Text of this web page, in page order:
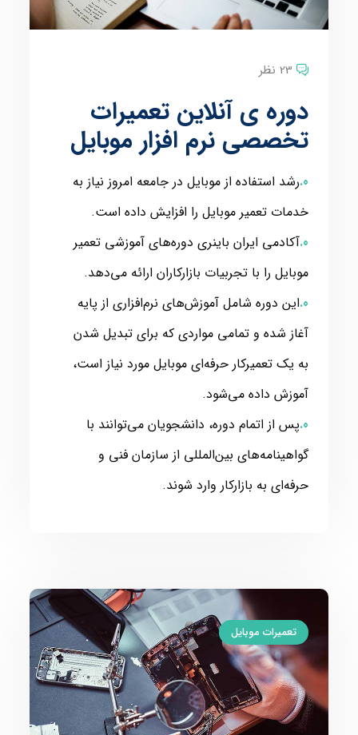
23 نظر
دوره ی آنلاین تعمیرات
تخصصی نرم افزار موبایل
رشد استفاده از موبایل در جامعه امروز نیاز به
خدمات تعمیر موبایل را افزایش داده است.
آکادمی ایران باینری دوره‌های آموزشی تعمیر
موبایل را با تجربیات بازارکاران ارائه می‌دهد.
این دوره شامل آموزش‌های نرم‌افزاری از پایه
آغاز شده و تمامی مواردی که برای تبدیل شدن
به یک تعمیرکار حرفه‌ای موبایل مورد نیاز است،
آموزش داده می‌شود.
پس از اتمام دوره، دانشجویان می‌توانند با
گواهینامه‌های بین‌المللی از سازمان فنی و
حرفه‌ای به بازارکار وارد شوند.
تعمیرات موبایل